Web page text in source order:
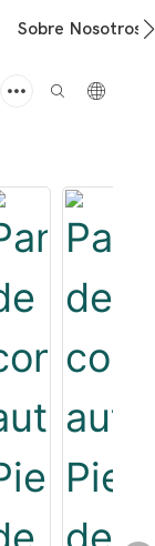
Sobre Nosotros